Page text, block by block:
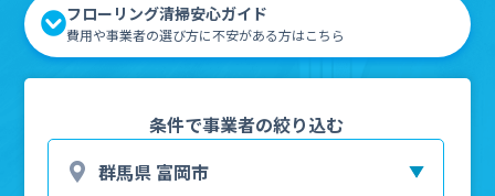
フローリング清掃安心ガイド
費用や事業者の選び方に不安がある方はこちら
条件で事業者の絞り込む